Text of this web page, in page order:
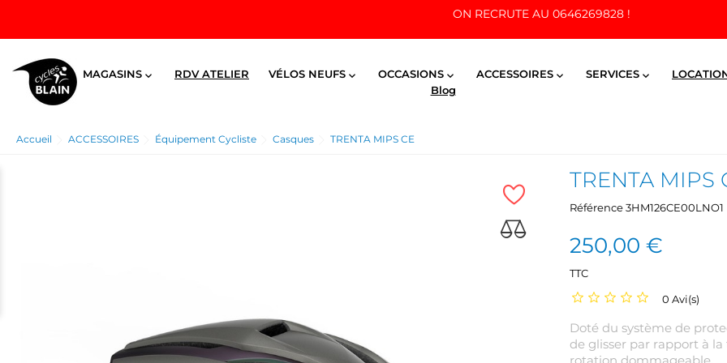
ON RECRUTE AU 0646269828 !
MAGASINS  RDV ATELIER VÉLOS NEUFS  OCCASIONS  ACCESSOIRES  SERVICES 
Blog
Accueil ACCESSOIRES Équipement Cycliste Casques TRENTA MIPS CE
TRENTA MIPS
Référence3HM126CE00LNO1
250,00 €
TTC
0 Avi(s)
Doté du système de
de glisser par rapport à